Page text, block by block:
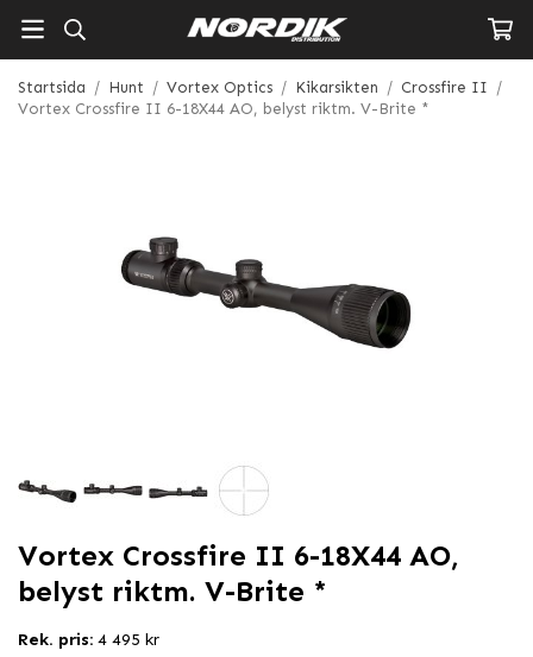
Startsida / Hunt / Vortex Optics / Kikarsikten / Crossfire II /
Vortex Crossfire II 6-18X44 AO, belyst riktm. V-Brite *
Vortex Crossfire II 6-18X44 AO,
belyst riktm. V-Brite *
Rek. pris: 4 495 kr